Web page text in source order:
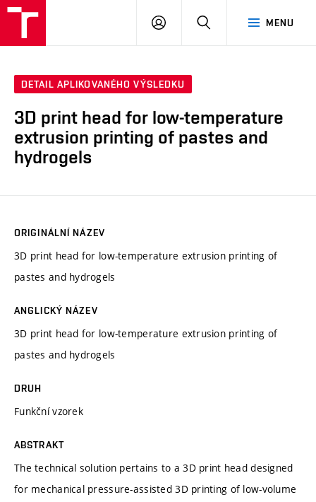
MENU
PŘIHLÁSIT
DETAIL APLIKOVANÉHO VÝSLEDKU
3D print head for low-temperature
extrusion printing of pastes and
hydrogels
ORIGINÁLNÍ NÁZEV
3D print head for low-temperature extrusion printing of
pastes and hydrogels
ANGLICKÝ NÁZEV
3D print head for low-temperature extrusion printing of
pastes and hydrogels
DRUH
Funkční vzorek
ABSTRAKT
The technical solution pertains to a 3D print head designed
for mechanical pressure-assisted 3D printing of low-volume